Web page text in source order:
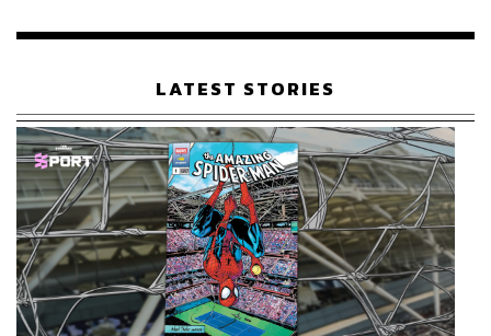
เรือนไทยที่ถูกซุกไว้
LATEST STORIES